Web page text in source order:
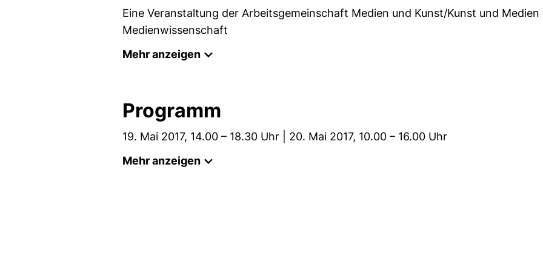
Eine Veranstaltung der Arbeitsgemeinschaft Medien und Kunst/Kunst und
Medienwissenschaft
Mehr anzeigen
Programm
19. Mai 2017, 14.00 – 18.30 Uhr | 20. Mai 2017, 10.00 – 16.00 Uhr
Mehr anzeigen